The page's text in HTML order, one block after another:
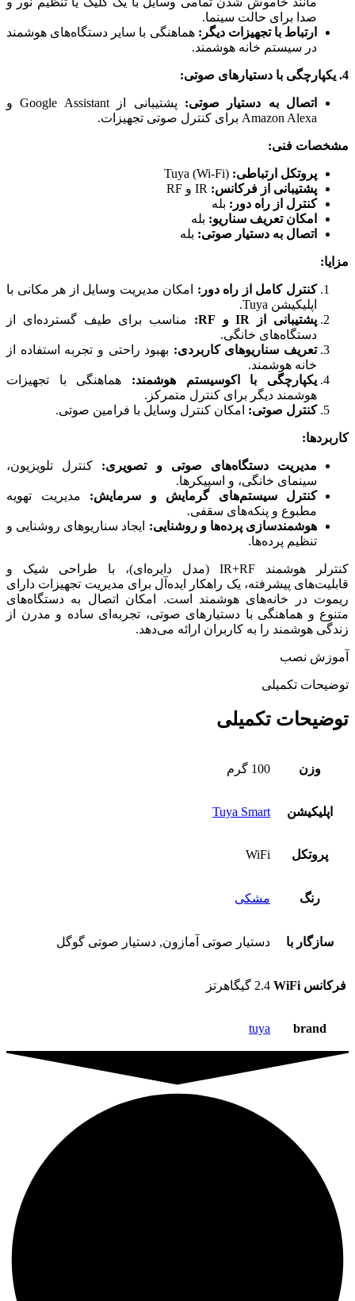
صدا برای حالت سینما.
ارتباط با تجهیزات دیگر: هماهنگی با سایر دستگاه‌های هوشمند
در سیستم خانه هوشمند.
4. یکپارچگی با دستیارهای صوتی:
اتصال به دستیار صوتی:
پشتیبانی از Google Assistant و
Amazon Alexa برای کنترل صوتی تجهیزات.
مشخصات فنی:
پروتکل ارتباطی:
پشتیبانی از فرکانس:
کنترل از راه دور: بله
امکان تعریف سناریو: بله
اتصال به دستیار صوتی: بله
مزایا:
کنترل کامل از راه دور: امکان مدیریت وسایل از هر مکانی با
اپلیکیشن Tuya.
پشتیبانی از IR و RF:
مناسب برای طیف گسترده‌ای از
دستگاه‌های خانگی.
تعریف سناریوهای کاربردی: بهبود راحتی و تجربه استفاده از
خانه هوشمند.
یکپارچگی با اکوسیستم هوشمند: هماهنگی با تجهیزات
هوشمند دیگر برای کنترل متمرکز.
کنترل صوتی: امکان کنترل وسایل با فرامین صوتی.
کاربردها:
مدیریت دستگاه‌های صوتی و تصویری: کنترل تلویزیون،
سینمای خانگی، و اسپیکرها.
کنترل سیستم‌های گرمایش و سرمایش: مدیریت تهویه
مطبوع و پنکه‌های سقفی.
هوشمندسازی پرده‌ها و روشنایی: ایجاد سناریوهای روشنایی و
تنظیم پرده‌ها.
کنترلر هوشمند IR+RF (مدل دایره‌ای)، با طراحی شیک و
قابلیت‌های پیشرفته، یک راهکار ایده‌آل برای مدیریت تجهیزات دارای
ریموت در خانه‌های هوشمند است. امکان اتصال به دستگاه‌های
متنوع و هماهنگی با دستیارهای صوتی، تجربه‌ای ساده و مدرن از
زندگی هوشمند را به کاربران ارائه می‌دهد.
آموزش نصب
توضیحات تکمیلی
توضیحات تکمیلی
وزن 100 گرم
اپلیکیشن Tuya Smart
پروتکل WiFi
رنگ مشکی
سازگار با دستیار صوتی آمازون, دستیار صوتی گوگل
فرکانس WiFi 2.4 گیگاهرتز
brand
tuya